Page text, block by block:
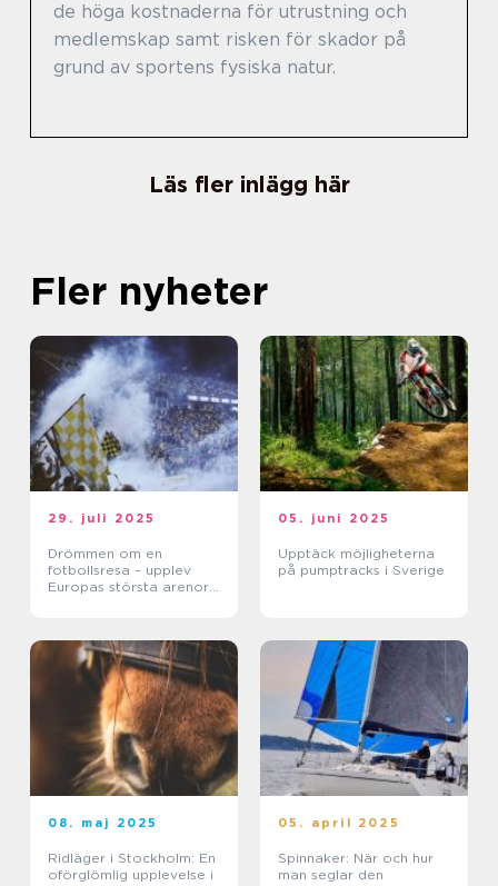
de höga kostnaderna för utrustning och
medlemskap samt risken för skador på
grund av sportens fysiska natur.
Läs fler inlägg här
Fler nyheter
29. juli 2025
Drömmen om en
fotbollsresa – upplev
Europas största arenor
05. juni 2025
Upptäck möjligheterna
på pumptracks i Sverige
08. maj 2025
Ridläger i Stockholm: En
oförglömlig upplevelse i
05. april 2025
Spinnaker: När och hur
man seglar den